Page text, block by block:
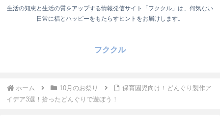
生活の知恵と生活の質をアップする情報発信サイト「フククル」は、何気ない
日常に福とハッピーをもたらすヒントをお届けします。
フククル
ホーム 10月のお祭り
保育園児向け！どんぐり製作ア
イデア3選！拾ったどんぐりで遊ぼう！